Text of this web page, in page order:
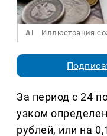
AI Иллюстрация
За период с 24
узком
рублей, или на